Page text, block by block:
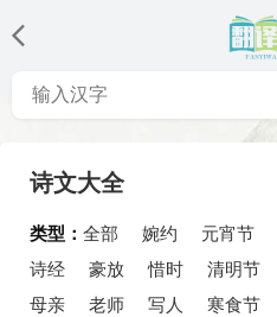
诗文大全
类型： 全部 婉约 元宵节
诗经
豪放 惜时 清明节
母亲
老师 写人 寒食节